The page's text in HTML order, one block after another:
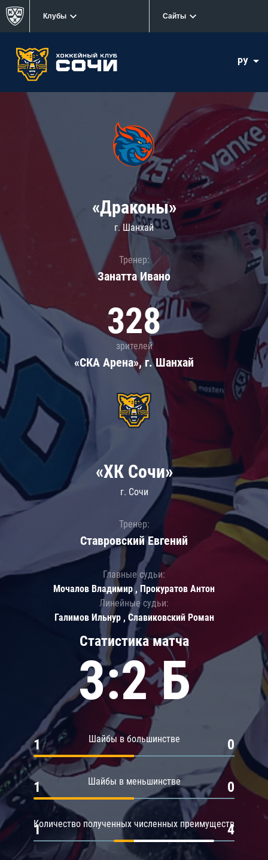
Клубы Сайты
РУ
«Драконы»
г. Шанхай
Тренер:
Занатта Иванo
328
зрителей
«СКА Арена», г. Шанхай
Статистика матча
3:2 Б
Шайбы в большинстве
1 0
Шайбы в меньшинстве
1 0
Количество полученных численных преимуществ
1 4
«ХК Сочи»
г. Сочи
Тренер:
Ставровский Евгений
Главные судьи:
Мочалов Владимир , Прокуратов Антон
Линейные судьи:
Галимов Ильнур , Славиковский Роман